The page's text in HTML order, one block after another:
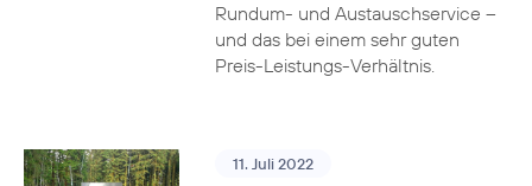
Rundum- und Austauschservice –
und das bei einem sehr guten
Preis-Leistungs-Verhältnis.
11. Juli 2022